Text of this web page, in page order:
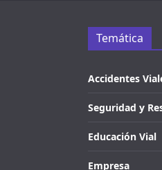
Temática
Accidentes
Seguridad y
Educación Vial
Empresa